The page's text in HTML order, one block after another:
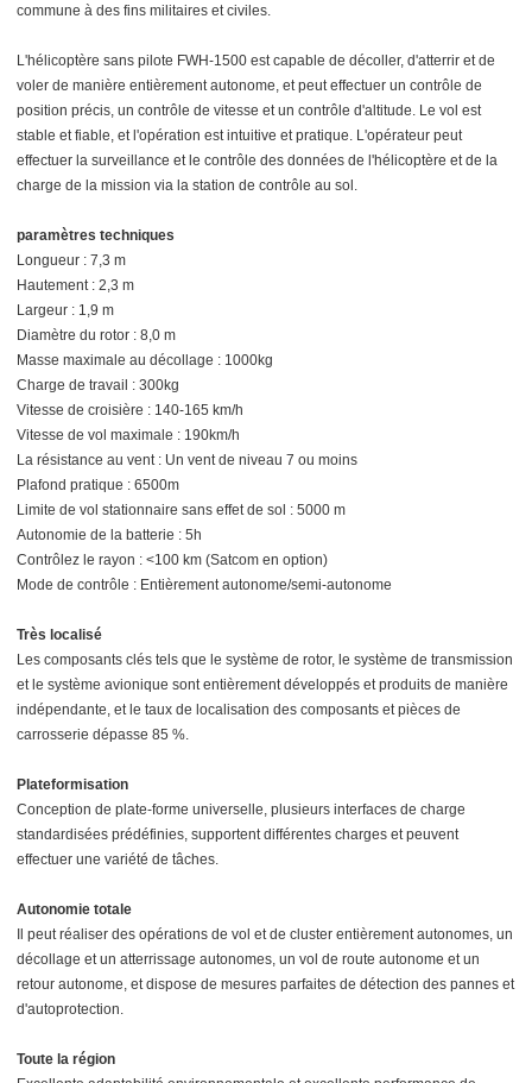
commune à des fins militaires et civiles.
L'hélicoptère sans pilote FWH-1500 est capable de décoller, d'atterrir et de
voler de manière entièrement autonome, et peut effectuer un contrôle de
position précis, un contrôle de vitesse et un contrôle d'altitude. Le vol est
stable et fiable, et l'opération est intuitive et pratique. L'opérateur peut
effectuer la surveillance et le contrôle des données de l'hélicoptère et de la
charge de la mission via la station de contrôle au sol.
paramètres techniques
Longueur : 7,3 m
Hautement : 2,3 m
Largeur : 1,9 m
Diamètre du rotor : 8,0 m
Masse maximale au décollage : 1000kg
Charge de travail : 300kg
Vitesse de croisière : 140-165 km/h
Vitesse de vol maximale : 190km/h
La résistance au vent : Un vent de niveau 7 ou moins
Plafond pratique : 6500m
Limite de vol stationnaire sans effet de sol : 5000 m
Autonomie de la batterie : 5h
Contrôlez le rayon : <100 km (Satcom en option)
Mode de contrôle : Entièrement autonome/semi-autonome
Très localisé
Les composants clés tels que le système de rotor, le système de transmission
et le système avionique sont entièrement développés et produits de manière
indépendante, et le taux de localisation des composants et pièces de
carrosserie dépasse 85 %.
Plateformisation
Conception de plate-forme universelle, plusieurs interfaces de charge
standardisées prédéfinies, supportent différentes charges et peuvent
effectuer une variété de tâches.
Autonomie totale
Il peut réaliser des opérations de vol et de cluster entièrement autonomes, un
décollage et un atterrissage autonomes, un vol de route autonome et un
retour autonome, et dispose de mesures parfaites de détection des pannes et
d'autoprotection.
Toute la région